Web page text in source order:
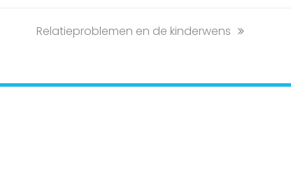
next
Relatieproblemen en de kinderwens